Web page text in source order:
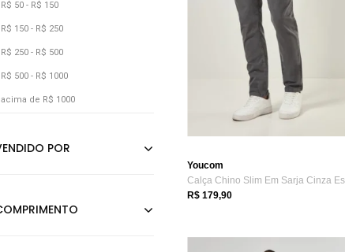
Coral
Cáqui
Dourado
Grafite
Jeans
Marrom
Nude
R$ 50 - R$ 150
R$ 150 - R$ 250
R$ 250 - R$ 500
R$ 500 - R$ 1000
acima de R$ 1000
Youcom
R$ 179,90